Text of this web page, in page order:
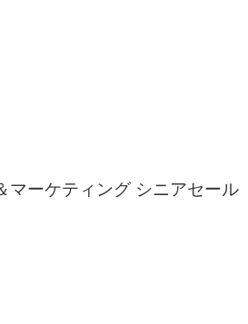
マーケティング シニアセール